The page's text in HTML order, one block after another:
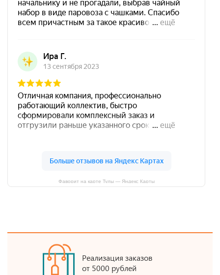
Фаворит на карте Тулы — Яндекс Карты
Реализация заказов
от 5000 рублей